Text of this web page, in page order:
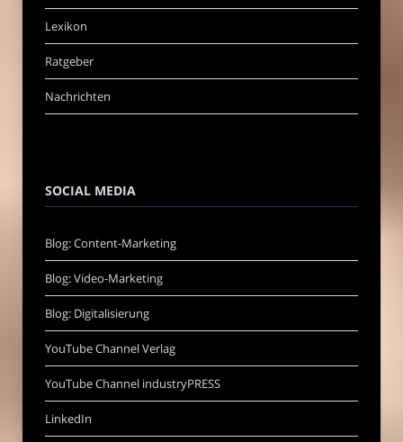
Lexikon
Ratgeber
Nachrichten
SOCIAL MEDIA
Blog: Content-Marketing
Blog: Video-Marketing
Blog: Digitalisierung
YouTube Channel Verlag
YouTube Channel industryPRESS
LinkedIn